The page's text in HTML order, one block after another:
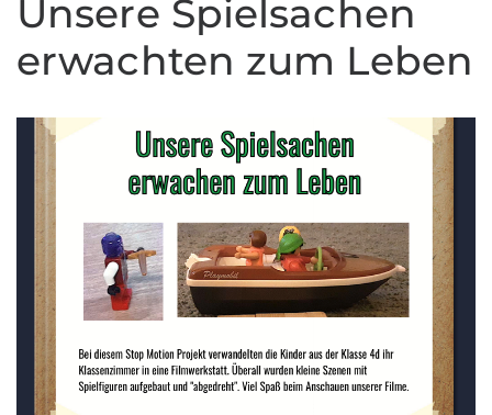
Unsere Spielsachen
erwachten zum Leben